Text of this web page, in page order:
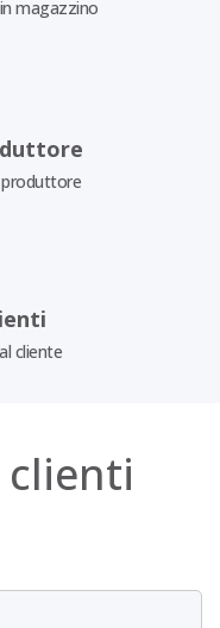
magazzino
cliente
clienti